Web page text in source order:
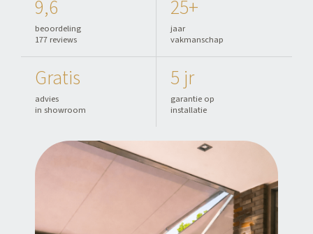
9,6
beoordeling
177 reviews
25+
jaar
vakmanschap
Gratis
advies
in showroom
5 jr
garantie op
installatie